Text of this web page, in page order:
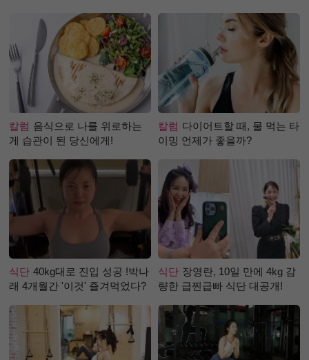
칼럼 음식으로 나를 위로하는
게 습관이 된 당신에게!
칼럼 다이어트할 때, 물 먹는 타
이밍 언제가 좋을까?
식단 40kg대로 진입 성공 !박나
래 4개월간 '이것' 즐겨먹었다?
식단 장영란, 10일 만에 4kg 감
량한 급찐급빠 식단 대공개!